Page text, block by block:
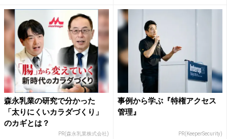
森永乳業の研究で分かった
「太りにくいカラダづくり」
のカギとは？
PR(森永乳業株式会社)
事例から学ぶ『特権アクセス
管理』
PR(KeeperSecurity)